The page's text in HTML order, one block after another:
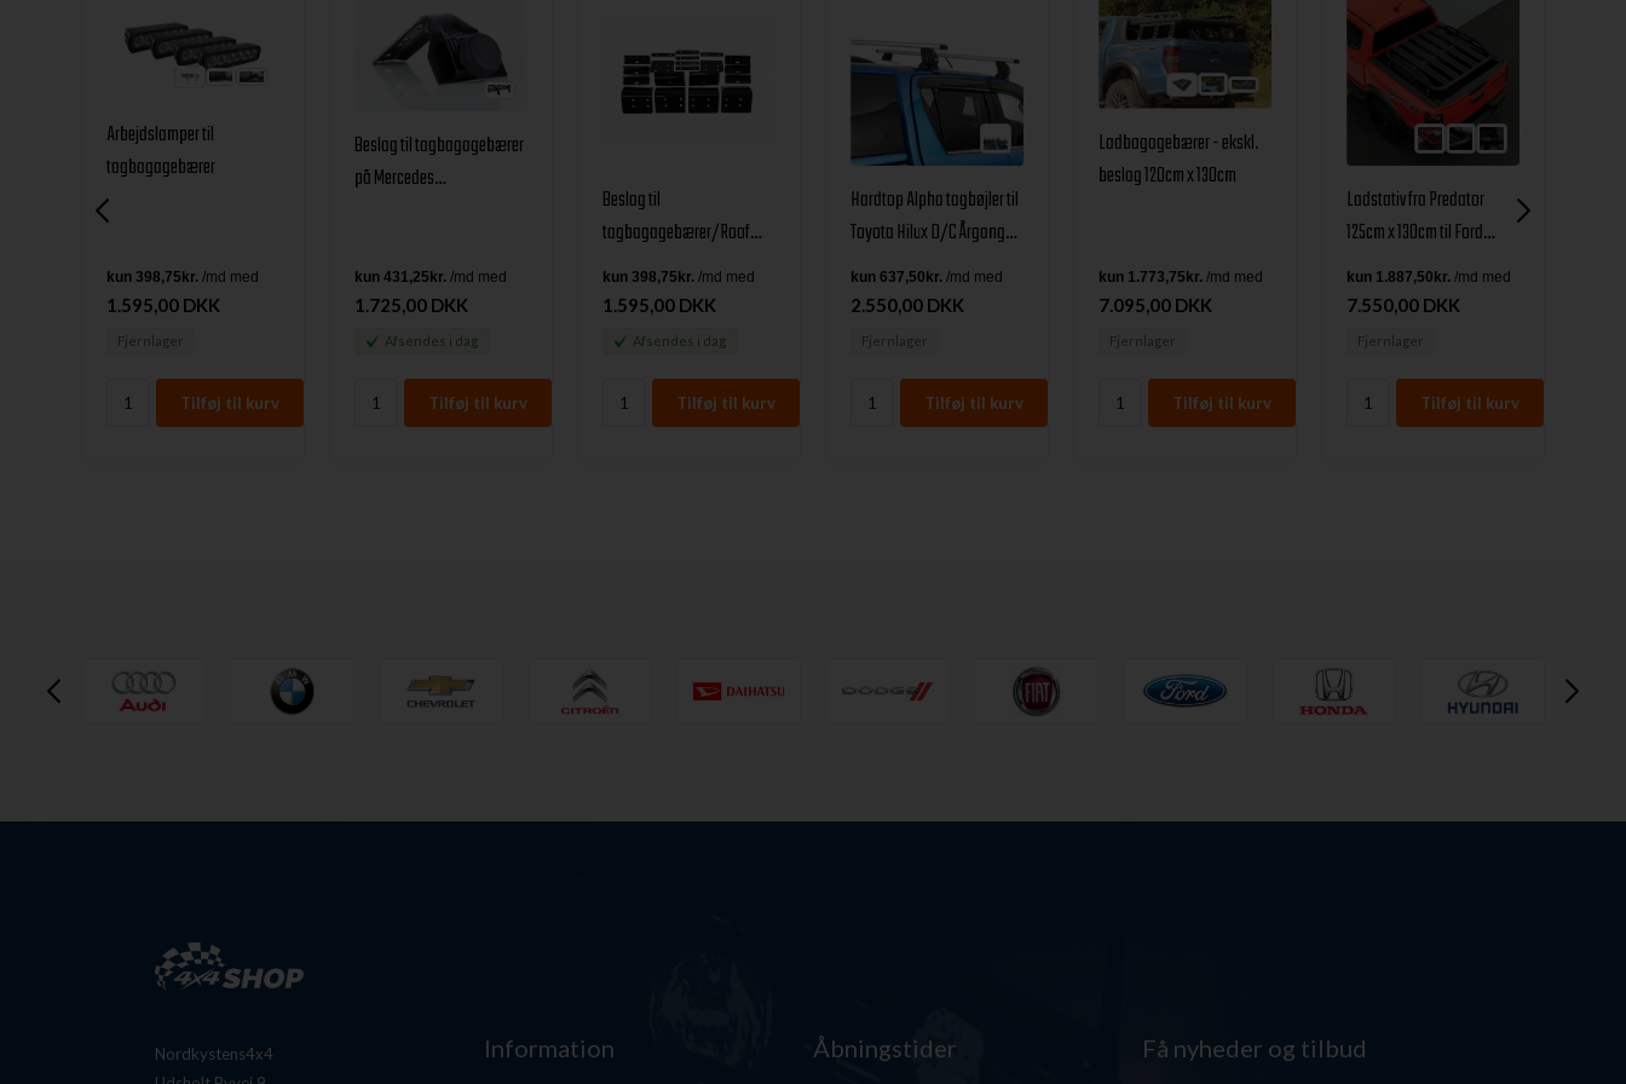
Arbejdslamper til
tagbagagebærer
1.595,00 DKK
Fjernlager
Beslag til tagbagagebærer
på Mercedes
1.725,00 DKK
Afsendes i dag
Beslag til
tagbagagebærer/Roof
rack på Landcruiser
100/105 fra Ironman4x4
1.595,00 DKK
Afsendes i dag
Hardtop Alpha tagbøjler til
Toyota Hilux D/C Årgang
2021+
2.550,00 DKK
Fjernlager
Ladbagagebærer - ekskl.
beslag 120cm x 130cm
7.095,00 DKK
Fjernlager
Ladstativ fra Predator
125cm x 130cm til Ford
Ranger Årgang 2023+
7.550,00 DKK
Fjernlager
Nordkystens4x4
Information Åbningstider Få nyheder og tilbud